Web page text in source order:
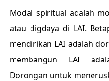
Modal spiritual adalah
atau digdaya di LAI.
mendirikan LAI adalah
membangun LAI
Dorongan untuk